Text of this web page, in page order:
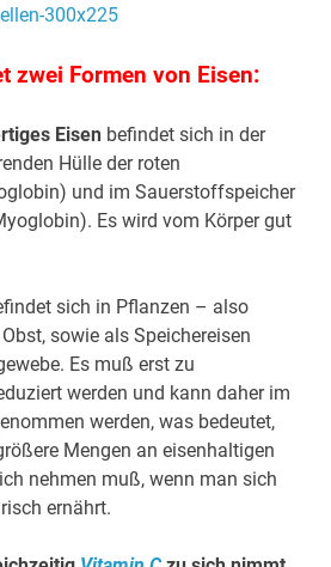
zwei Formen von Eisen:
Eisen befindet sich in der
Hülle der roten
und im Sauerstoffspeicher
Es wird vom Körper gut
sich in Pflanzen – also
sowie als Speichereisen
Es muß erst zu
werden und kann daher im
werden, was bedeutet,
Mengen an eisenhaltigen
nehmen muß, wenn man sich
ernährt.